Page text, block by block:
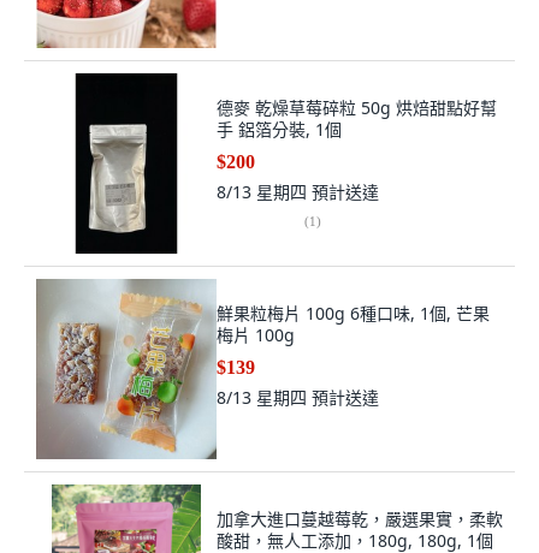
德麥 乾燥草莓碎粒 50g 烘焙甜點好幫
手 鋁箔分裝, 1個
$200
8/13 星期四 預計送達
(1)
鮮果粒梅片 100g 6種口味, 1個, 芒果
梅片 100g
$139
8/13 星期四 預計送達
加拿大進口蔓越莓乾，嚴選果實，柔軟
酸甜，無人工添加，180g, 180g, 1個